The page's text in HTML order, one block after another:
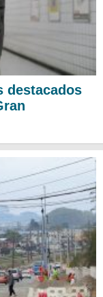
destacados